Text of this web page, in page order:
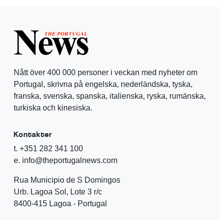
Nått över 400 000 personer i veckan med nyheter om
Portugal, skrivna på engelska, nederländska, tyska,
franska, svenska, spanska, italienska, ryska, rumänska,
turkiska och kinesiska.
Kontakter
t. +351 282 341 100
e. info@theportugalnews.com
Rua Municipio de S Domingos
Urb. Lagoa Sol, Lote 3 r/c
8400-415 Lagoa - Portugal